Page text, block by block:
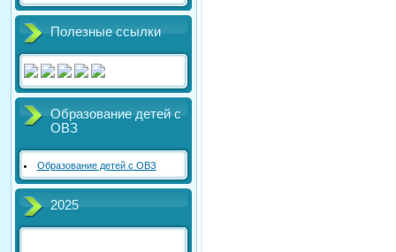
Полезные ссылки
Образование детей с
ОВЗ
Образование детей с ОВЗ
2025